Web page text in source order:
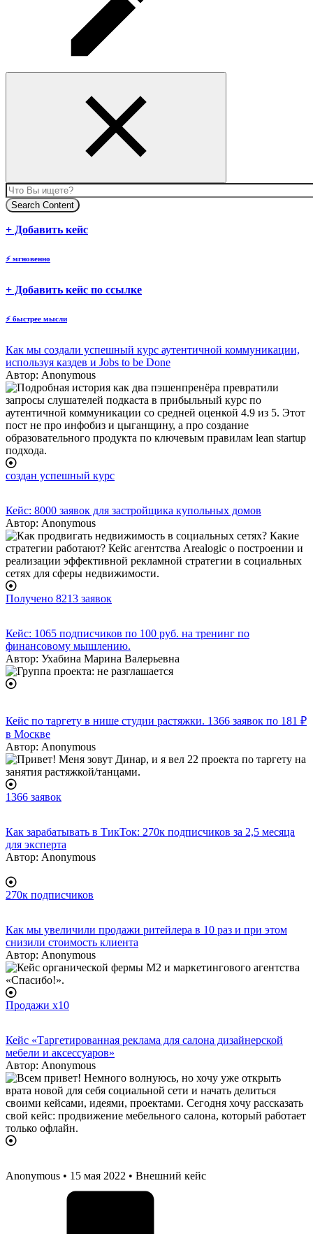
Search Content
body
+ Добавить кейс
⚡ мгновенно
body
+ Добавить кейс по ссылке
⚡ быстрее мысли
Как мы создали успешный курс аутентичной коммуникации,
используя каздев и Jobs to be Done
Автор: Anonymous
создан успешный курс
Кейс: 8000 заявок для застройщика купольных домов
Автор: Anonymous
Получено 8213 заявок
Кейс: 1065 подписчиков по 100 руб. на тренинг по
финансовому мышлению.
Автор: Ухабина Марина Валерьевна
Кейс по таргету в нише студии растяжки. 1366 заявок по 181 ₽
в Москве
Автор: Anonymous
1366 заявок
Как зарабатывать в ТикТок: 270к подписчиков за 2,5 месяца
для эксперта
Автор: Anonymous
270к подписчиков
Как мы увеличили продажи ритейлера в 10 раз и при этом
снизили стоимость клиента
Автор: Anonymous
Продажи x10
Кейс «Таргетированная реклама для салона дизайнерской
мебели и аксессуаров»
Автор: Anonymous
Anonymous • 15 мая 2022 • Внешний кейс